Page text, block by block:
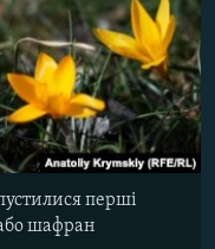
перші
шафран